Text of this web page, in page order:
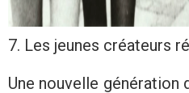
7. Les jeunes créateurs
Une nouvelle génération